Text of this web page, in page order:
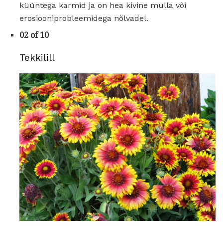
küüntega karmid ja on hea kivine mulla või
erosiooniprobleemidega nõlvadel.
02 of 10
Tekkilill